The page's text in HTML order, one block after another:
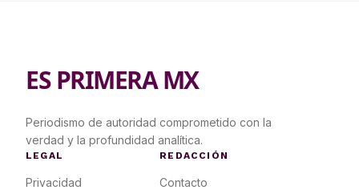
ES PRIMERA MX
Periodismo de autoridad comprometido con la
verdad y la profundidad analítica.
LEGAL
Privacidad
REDACCIÓN
Contacto